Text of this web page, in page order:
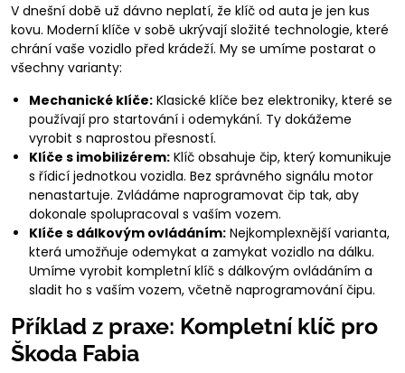
V dnešní době už dávno neplatí, že klíč od auta je jen kus
kovu. Moderní klíče v sobě ukrývají složité technologie, které
chrání vaše vozidlo před krádeží. My se umíme postarat o
všechny varianty:
Mechanické klíče: Klasické klíče bez elektroniky, které se
používají pro startování i odemykání. Ty dokážeme
vyrobit s naprostou přesností.
Klíče s imobilizérem: Klíč obsahuje čip, který komunikuje
s řídicí jednotkou vozidla. Bez správného signálu motor
nenastartuje. Zvládáme naprogramovat čip tak, aby
dokonale spolupracoval s vaším vozem.
Klíče s dálkovým ovládáním: Nejkomplexnější varianta,
která umožňuje odemykat a zamykat vozidlo na dálku.
Umíme vyrobit kompletní klíč s dálkovým ovládáním a
sladit ho s vaším vozem, včetně naprogramování čipu.
Příklad z praxe: Kompletní klíč pro
Škoda Fabia